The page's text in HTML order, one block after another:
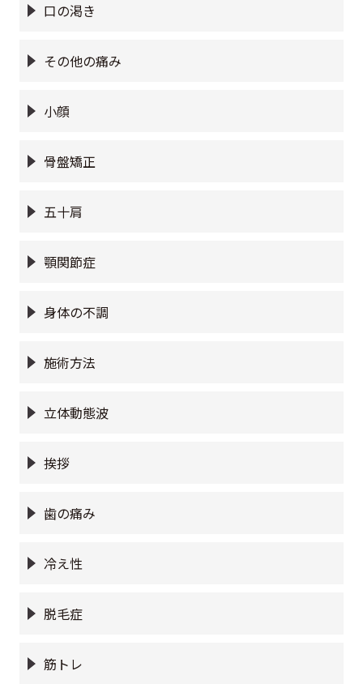
口の渇き
その他の痛み
小顔
骨盤矯正
五十肩
顎関節症
身体の不調
施術方法
立体動態波
挨拶
歯の痛み
冷え性
脱毛症
筋トレ